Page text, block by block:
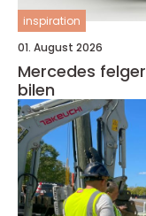
inspiration
01. August 2026
Mercedes felger slik velger du riktig felg til
bilen